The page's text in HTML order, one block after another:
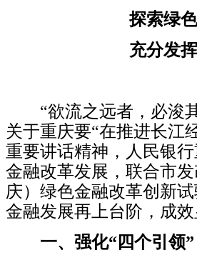
探索绿
充分发
“欲流之远者，必浚其
关于重庆要“在推进长江
重要讲话精神，人民银
金融改革发展，联合市
庆）绿色金融改革创新
金融发展再上台阶，成效
一、强化“四个引领